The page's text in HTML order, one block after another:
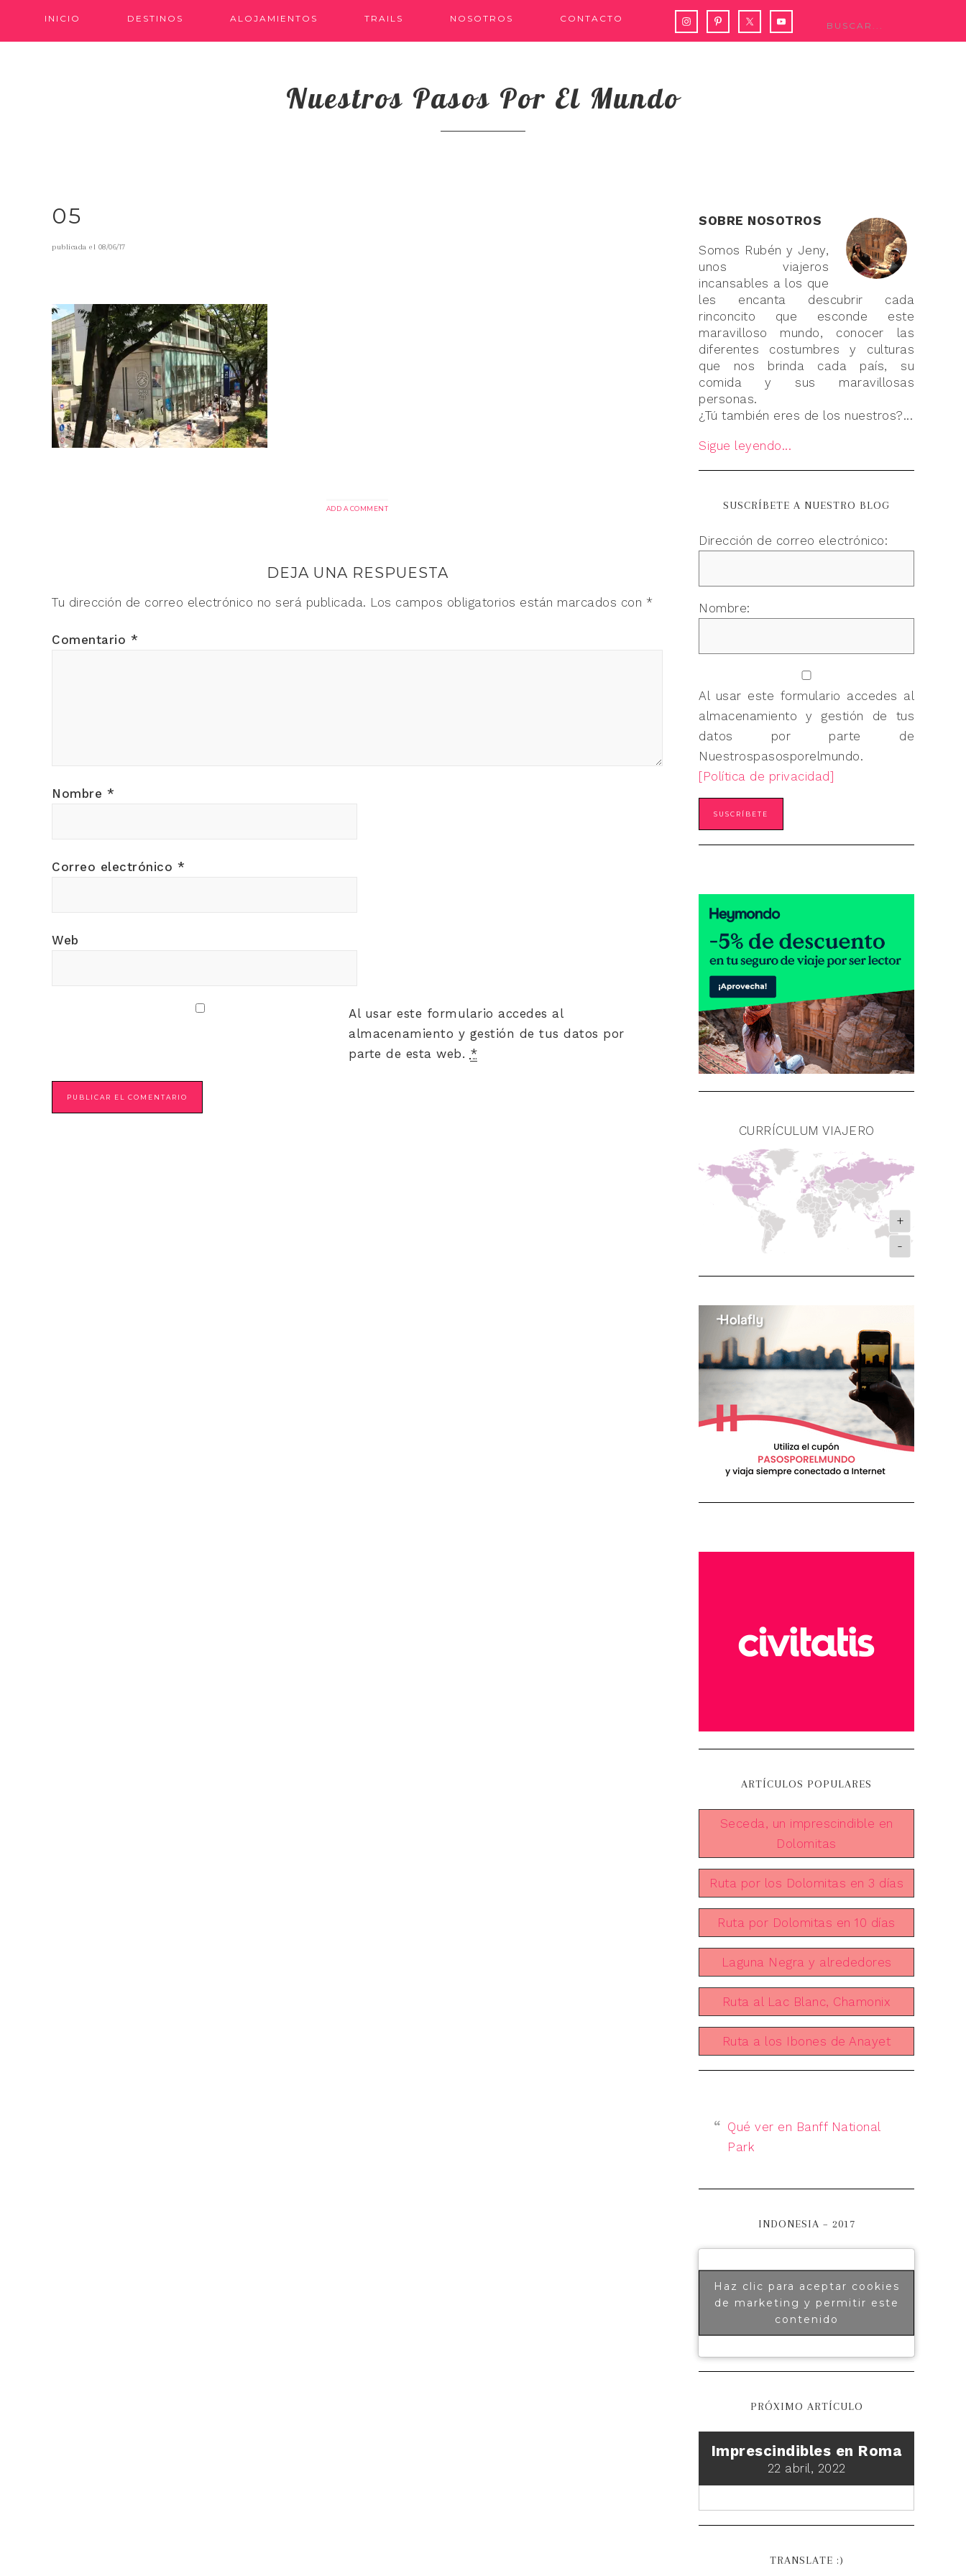
INICIO DESTINOS ALOJAMIENTOS TRAILS NOSOTROS CONTACTO
Nuestros Pasos Por El Mundo
05
publicada el 08/06/17
ADD A COMMENT
DEJA UNA RESPUESTA
Tu dirección de correo electrónico no será publicada. Los campos obligatorios están marcados con *
Comentario *
Nombre *
Correo electrónico *
Web
Al usar este formulario accedes al
almacenamiento y gestión de tus datos por
parte de esta web. *
SOBRE NOSOTROS
Somos Rubén y Jeny,
unos viajeros
incansables a los que
les encanta descubrir cada
rinconcito que esconde este
maravilloso mundo, conocer las
diferentes costumbres y culturas
que nos brinda cada país, su
comida y sus maravillosas
personas.
¿Tú también eres de los nuestros?...
Sigue leyendo...
SUSCRÍBETE A NUESTRO BLOG
Dirección de correo electrónico:
Nombre:
Al usar este formulario accedes al
almacenamiento y gestión de tus
datos por parte de
Nuestrospasosporelmundo.
[Política de privacidad]
CURRÍCULUM VIAJERO
+
-
ARTÍCULOS POPULARES
Seceda, un imprescindible en
Dolomitas
Ruta por los Dolomitas en 3 días
Ruta por Dolomitas en 10 días
Laguna Negra y alrededores
Ruta al Lac Blanc, Chamonix
Ruta a los Ibones de Anayet
Qué ver en Banff National
Park
INDONESIA – 2017
Haz clic para aceptar cookies
de marketing y permitir este
contenido
PRÓXIMO ARTÍCULO
Imprescindibles en Roma
22 abril, 2022
TRANSLATE :)